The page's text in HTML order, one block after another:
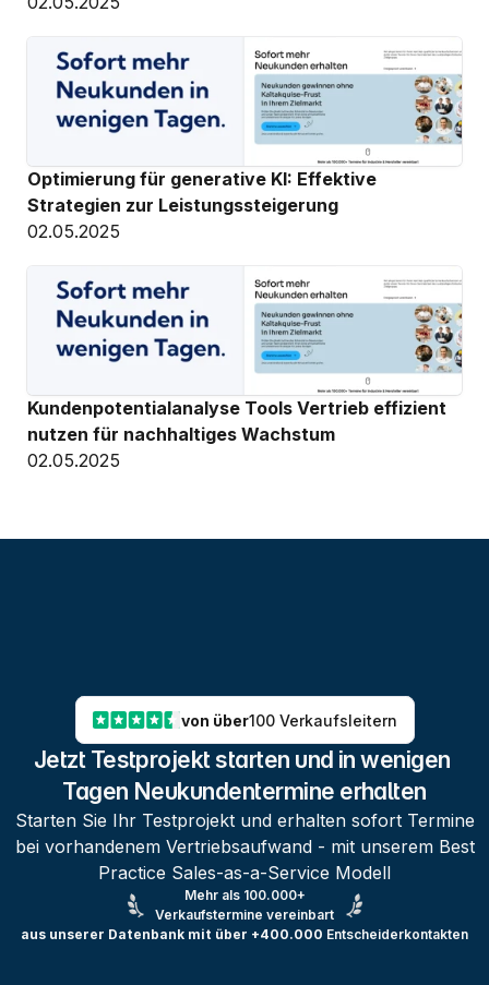
Optimierung für generative KI: Effektive
Strategien zur Leistungssteigerung
02.05.2025
Kundenpotentialanalyse Tools Vertrieb effizient
nutzen für nachhaltiges Wachstum
02.05.2025
von über100 Verkaufsleitern
Jetzt Testprojekt starten und in wenigen
Tagen Neukundentermine erhalten
Starten Sie Ihr Testprojekt und erhalten sofort Termine
bei vorhandenem Vertriebsaufwand - mit unserem Best
Practice Sales-as-a-Service Modell
Mehr als 100.000+
Verkaufstermine vereinbart
aus unserer Datenbank mit über +400.000 Entscheiderkontakten